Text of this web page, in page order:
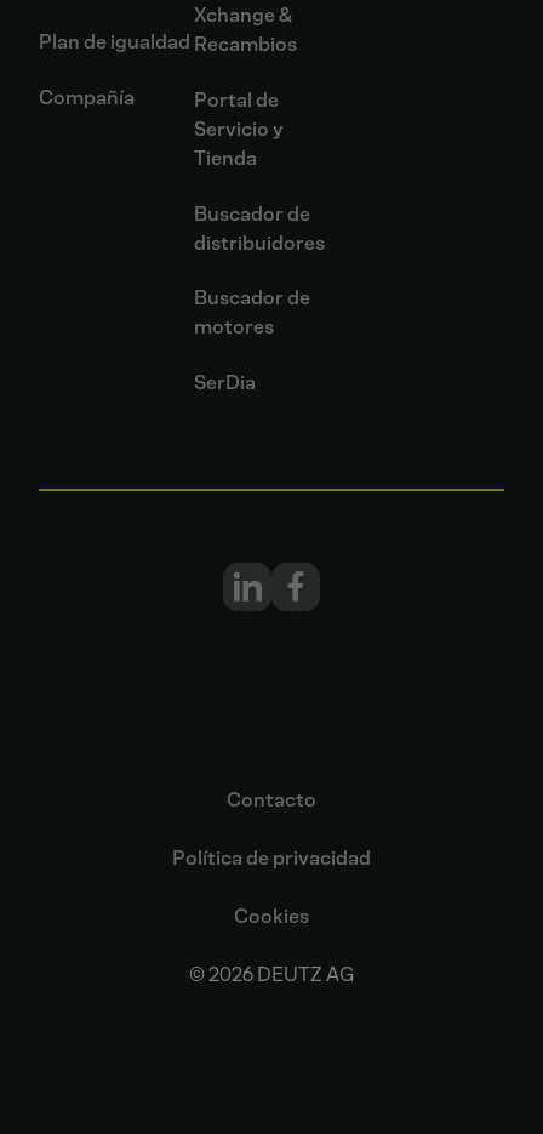
Plan de igualdad
Compañía
Xchange &
Recambios
Portal de
Servicio y
Tienda
Buscador de
distribuidores
Buscador de
motores
SerDia
© 2026 DEUTZ AG
Contacto
Política de privacidad
Cookies